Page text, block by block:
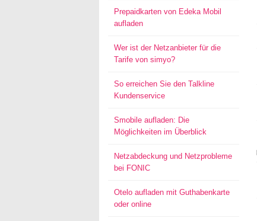
Prepaidkarten von Edeka Mobil
aufladen
Wer ist der Netzanbieter für die
Tarife von simyo?
So erreichen Sie den Talkline
Kundenservice
Smobile aufladen: Die
Möglichkeiten im Überblick
Netzabdeckung und Netzprobleme
bei FONIC
Otelo aufladen mit Guthabenkarte
oder online